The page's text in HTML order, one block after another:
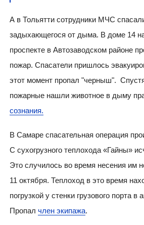
А в Тольятти сотрудники МЧС
задыхающегося от дыма. В доме 14
проспекте в Автозаводском районе
пожар. Спасатели пришлось
этот момент пропал "черныш".
пожарные нашли животное в дыму
сознания.
В Самаре спасательная операция
С сухогрузного теплохода «Гайны»
Это случилось во время несения им
11 октября. Теплоход в это время
погрузкой у стенки грузового порта в
Пропал член экипажа.